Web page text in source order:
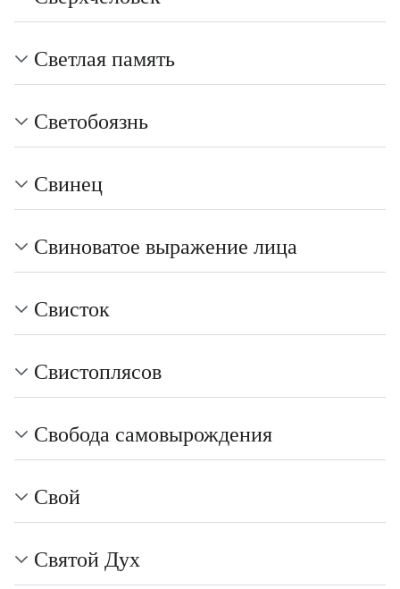
Светлая память
Светобоязнь
Свинец
Свиноватое выражение лица
Свисток
Свистоплясов
Свобода самовырождения
Свой
Святой Дух